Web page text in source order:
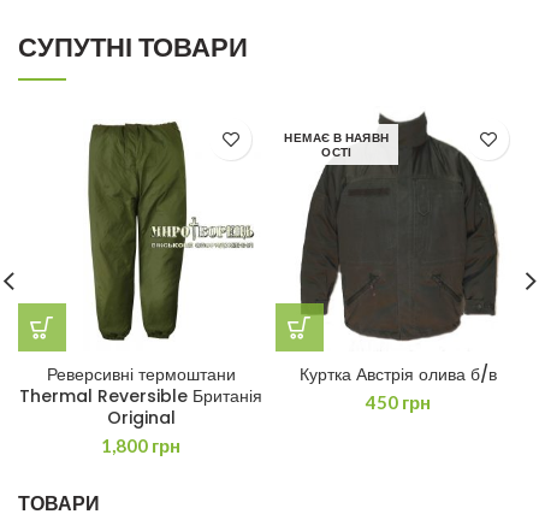
СУПУТНІ ТОВАРИ
Реверсивні термоштани
Thermal Reversible Британія
Original
1,800 грн
НЕМАЄ В НАЯВН
ОСТІ
Куртка Австрія олива б/в
450 грн
ТОВАРИ